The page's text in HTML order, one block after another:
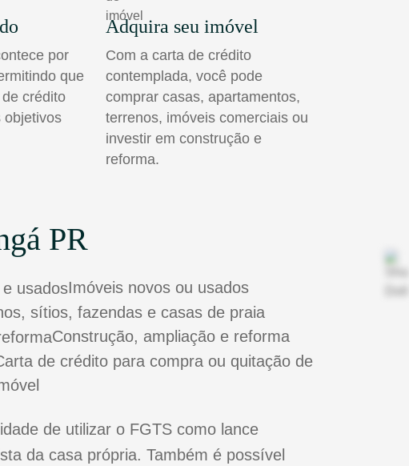
por
que
crédito
objetivos
Adquira seu imóvel
Com a carta de crédito
contemplada, você pode
comprar casas, apartamentos,
terrenos, imóveis comerciais ou
investir em construção e
reforma.
PR
Imóveis novos ou usados
sítios, fazendas e casas de praia
Construção, ampliação e reforma
de crédito para compra ou quitação de
de utilizar o FGTS como lance
da casa própria. Também é possível